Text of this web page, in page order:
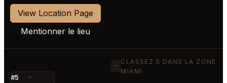
View Location Page
Mentionner le lieu
#5 —
—
CLASSEZ 5 DANS LA ZONE
MIAMI